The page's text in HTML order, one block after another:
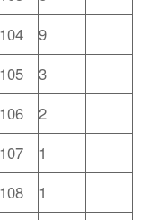
9
3
2
1
1